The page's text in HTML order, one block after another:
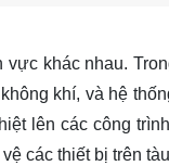
khác nhau.
khí, và hệ
lên các công
các thiết bị trên